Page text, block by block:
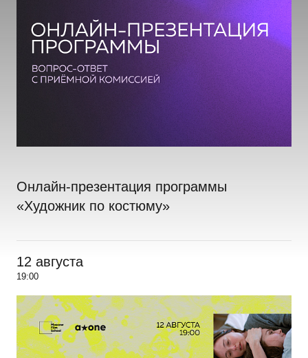
Онлайн-презентация программы
«Художник по костюму»
12 августа
19:00